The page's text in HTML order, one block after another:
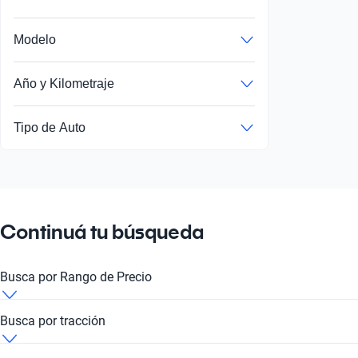
Modelo
Año y Kilometraje
Tipo de Auto
Continuá tu búsqueda
Busca por Rango de Precio
Lexus RX 2003 de 10 millones de pesos
Busca por tracción